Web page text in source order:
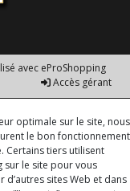
avec eProShopping
Accès gérant
optimale sur le site, nous
le bon fonctionnement
Certains tiers utilisent
sur le site pour vous
sites Web et dans